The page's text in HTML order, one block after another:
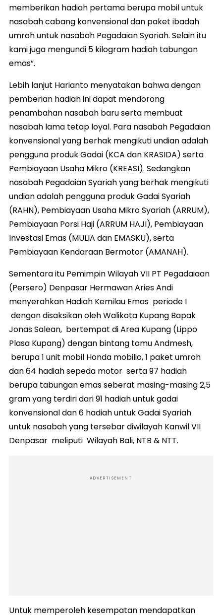
memberikan hadiah pertama berupa mobil untuk
nasabah cabang konvensional dan paket ibadah
umroh untuk nasabah Pegadaian Syariah. Selain itu
kami juga mengundi 5 kilogram hadiah tabungan
emas”.
Lebih lanjut Harianto menyatakan bahwa dengan
pemberian hadiah ini dapat mendorong
penambahan nasabah baru serta membuat
nasabah lama tetap loyal. Para nasabah Pegadaian
konvensional yang berhak mengikuti undian adalah
pengguna produk Gadai (KCA dan KRASIDA) serta
Pembiayaan Usaha Mikro (KREASI). Sedangkan
nasabah Pegadaian Syariah yang berhak mengikuti
undian adalah pengguna produk Gadai Syariah
(RAHN), Pembiayaan Usaha Mikro Syariah (ARRUM),
Pembiayaan Porsi Haji (ARRUM HAJI), Pembiayaan
Investasi Emas (MULIA dan EMASKU), serta
Pembiayaan Kendaraan Bermotor (AMANAH).
Sementara itu Pemimpin Wilayah VII PT Pegadaiaan
(Persero) Denpasar Hermawan Aries Andi
menyerahkan Hadiah Kemilau Emas periode I
dengan disaksikan oleh Walikota Kupang Bapak
Jonas Salean, bertempat di Area Kupang (Lippo
Plasa Kupang) dengan bintang tamu Andmesh,
berupa 1 unit mobil Honda mobilio, 1 paket umroh
dan 64 hadiah sepeda motor serta 97 hadiah
berupa tabungan emas seberat masing-masing 2,5
gram yang terdiri dari 91 hadiah untuk gadai
konvensional dan 6 hadiah untuk Gadai Syariah
untuk nasabah yang tersebar diwilayah Kanwil VII
Denpasar meliputi Wilayah Bali, NTB & NTT.
ADVERTISEMENT
Untuk memperoleh kesempatan mendapatkan